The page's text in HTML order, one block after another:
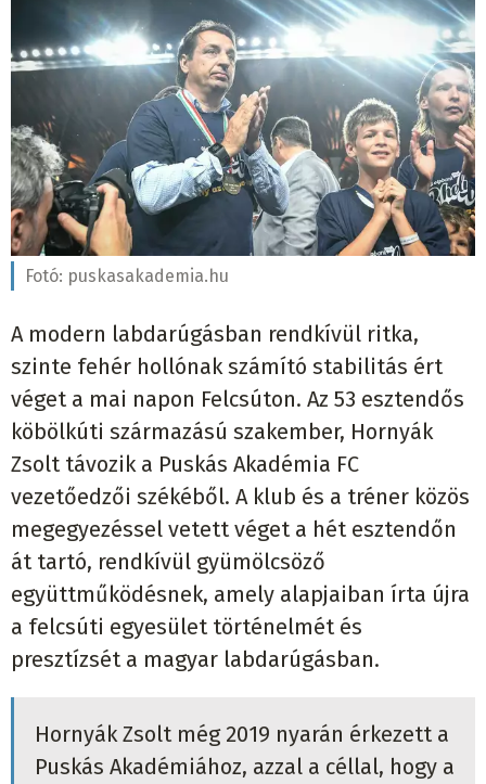
Fotó: puskasakademia.hu
A modern labdarúgásban rendkívül ritka,
szinte fehér hollónak számító stabilitás ért
véget a mai napon Felcsúton. Az 53 esztendős
köbölkúti származású szakember, Hornyák
Zsolt távozik a Puskás Akadémia FC
vezetőedzői székéből. A klub és a tréner közös
megegyezéssel vetett véget a hét esztendőn
át tartó, rendkívül gyümölcsöző
együttműködésnek, amely alapjaiban írta újra
a felcsúti egyesület történelmét és
presztízsét a magyar labdarúgásban.
Hornyák Zsolt még 2019 nyarán érkezett a
Puskás Akadémiához, azzal a céllal, hogy a